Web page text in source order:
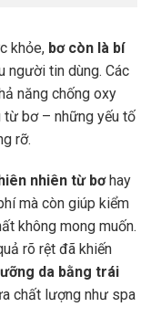
khỏe, bơ còn là bí
người tin dùng. Các
năng chống oxy
từ bơ – những yếu tố
rỡ.
nhiên từ bơhay
mà còn giúp kiểm
không mong muốn.
rõ rệt đã khiến
da bằng trái
chất lượng như spa